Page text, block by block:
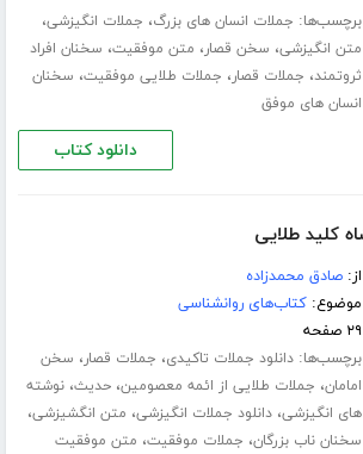
برچسب‌ها: جملات انسان های بزرگ، جملات انگیزشی،
متن انگیزشی، سخن قصار، متن موفقیت، سخنان افراد
ثروتمند، جملات قصار، جملات طلایی موفقیت، سخنان
انسان های موفق
دانلود کتاب
از:صادق محمدزاده
موضوع:کتاب‌های روانشناسی
۲۹ صفحه
برچسب‌ها:دانلود جملات تاکیدی، جملات قصار، سخن
امامان، جملات طلایی از ائمه معصومین،حدیث،نوشته
های انگیزشی،دانلود جملات انگیزشی، متن انگشیزشی،
سخنان ناب بزرگان، جملات موفقیت، متن موفقیت